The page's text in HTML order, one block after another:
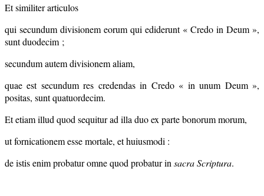
Et similiter articulos
qui secundum divisionem eorum qui ediderunt « Credo in Deum »,
sunt duodecim ;
secundum autem divisionem aliam,
quae est secundum res credendas in Credo « in unum Deum »,
positas, sunt quatuordecim.
Et etiam illud quod sequitur ad illa duo ex parte bonorum morum,
ut fornicationem esse mortale, et huiusmodi :
de istis enim probatur omne quod probatur in sacra Scriptura.